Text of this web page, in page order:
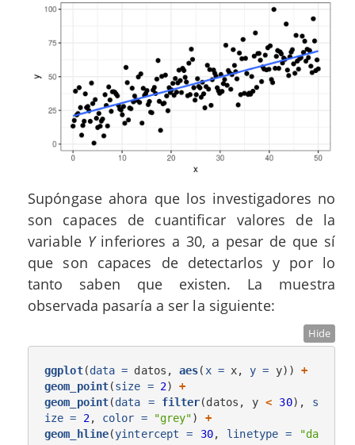
Supóngase ahora que los investigadores no
son capaces de cuantificar valores de la
variable Yinferiores a 30, a pesar de que sí
que son capaces de detectarlos y por lo
tanto saben que existen. La muestra
observada pasaría a ser la siguiente:
Hide
ggplot(data = datos, aes( x = x, y = y)) +
geom_point(size = 2) +
geom_point(data = filter(datos, y < 30), s
ize =
2, color = "grey") +
geom_hline(yintercept = 30, linetype =
"da